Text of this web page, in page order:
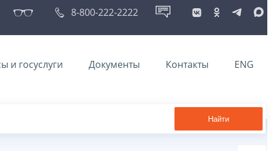
8-800-222-2222
и госуслуги Документы Контакты ENG
Найти